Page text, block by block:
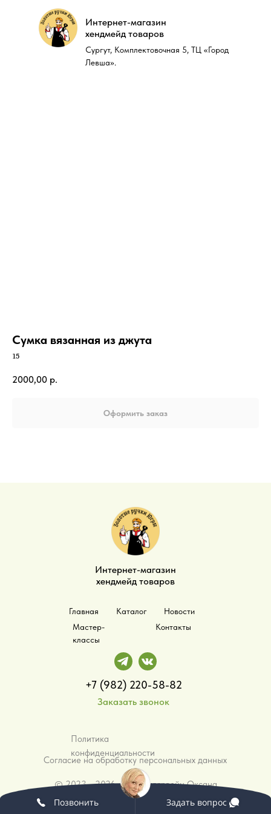
Интернет-магазин
хендмейд товаров
Сургут, Комплектовочная 5, ТЦ «Город
Левша».
Интернет-магазин
хендмейд товаров
Сургут, Комплектовочная 5, ТЦ «Город
Левша».
Сумка вязанная из джута
15
2000,00 р.
Оформить заказ
Интернет-магазин
хендмейд товаров
Главная Каталог
Новости
Мастер-
классы
Контакты
+7 (982) 220-58-82
©️ 2023 - 2026 - ИП Малярвейн Оксана
Анатольевна
Заказать звонок
Политика
конфиденциальности
Согласие на обработку персональных данных
Позвонить Задать вопрос